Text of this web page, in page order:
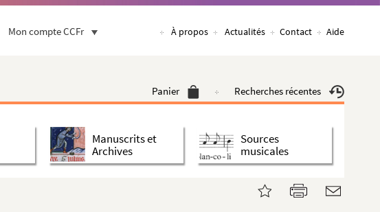
Mon compte CCFr À propos Actualités Contact Aide
Panier Recherches récentes
Manuscrits et
Archives
Sources
musicales